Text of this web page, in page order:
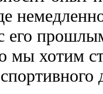
его
мы хотим